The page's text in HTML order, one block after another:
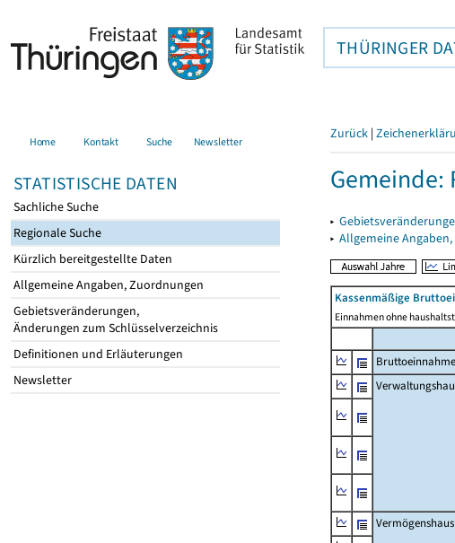
THÜRINGER
Home Kontakt Suche Newsletter
STATISTISCHE DATEN
Sachliche Suche
Regionale Suche
Kürzlich bereitgestellte Daten
Allgemeine Angaben, Zuordnungen
Gebietsveränderungen,
Änderungen zum Schlüsselverzeichnis
Definitionen und Erläuterungen
Newsletter
Zurück |
Gemeinde:
▸
▸ Allgemeine
Kassenmäßige
Einnahmen ohne